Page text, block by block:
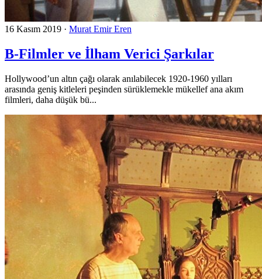
16 Kasım 2019 · Murat Emir Eren
B-Filmler ve İlham Verici Şarkılar
Hollywood’un altın çağı olarak anılabilecek 1920-1960 yılları
arasında geniş kitleleri peşinden sürüklemekle mükellef ana akım
filmleri, daha düşük bü...